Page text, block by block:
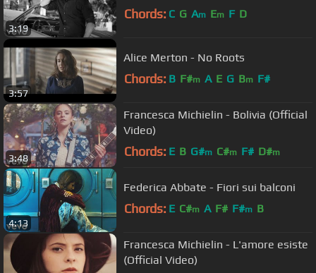
3:19
Chords: C G Am Em F D
3:57
Alice Merton - No Roots
Chords: B F#m A E G Bm F#
3:48
Francesca Michielin - Bolivia (Official
Video)
Chords: E B G#m C#m F# D#m
4:13
Federica Abbate - Fiori sui balconi
Chords: E C#m A F# F#m B
Francesca Michielin - L'amore esiste
(Official Video)